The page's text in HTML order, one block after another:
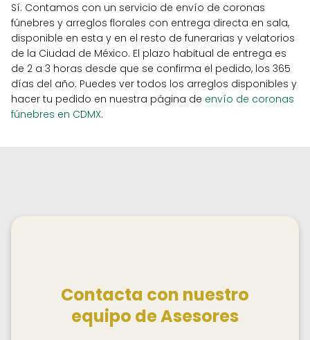
Sí. Contamos con un servicio de envío de coronas
fúnebres y arreglos florales con entrega directa en sala,
disponible en esta y en el resto de funerarias y velatorios
de la Ciudad de México. El plazo habitual de entrega es
de 2 a 3 horas desde que se confirma el pedido, los 365
días del año. Puedes ver todos los arreglos disponibles y
hacer tu pedido en nuestra página de envío de coronas
fúnebres en CDMX.
Contacta con nuestro
equipo de Asesores